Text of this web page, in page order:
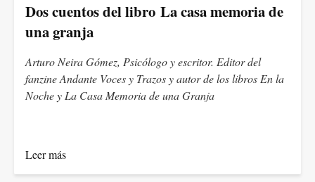
Dos cuentos del libro La casa memoria de
una granja
Arturo Neira Gómez, Psicólogo y escritor. Editor del
fanzine Andante Voces y Trazos y autor de los libros En la
Noche y La Casa Memoria de una Granja
Leer más